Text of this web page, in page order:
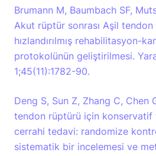
Brumann M, Baumbach SF,
Akut rüptür sonrası Aşil tendon
hızlandırılmış rehabilitasyon-
protokolünün geliştirilmesi.
1;45(11):1782-90.
Deng S, Sun Z, Zhang C, Chen
tendon rüptürü için konservatif
cerrahi tedavi: randomize
sistematik bir incelemesi ve